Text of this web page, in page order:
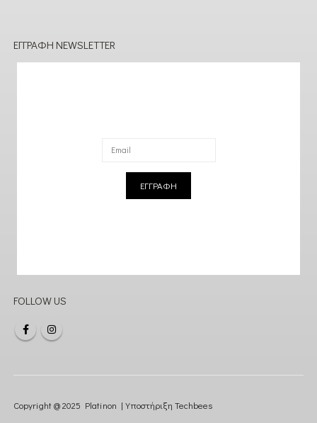
ΕΓΓΡΑΦΉ NEWSLETTER
ΕΓΓΡΑΦΗ
FOLLOW US
Copyright @ 2025 Platinon | Υποστήριξη Techbees